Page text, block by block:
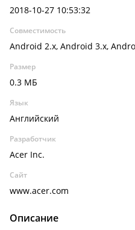
2018-10-27 10:53:32
Совместимость
Android 2.x, Android 3.x,
Размер
0.3 МБ
Язык
Английский
Разработчик
Acer Inc.
Сайт
www.acer.com
Описание